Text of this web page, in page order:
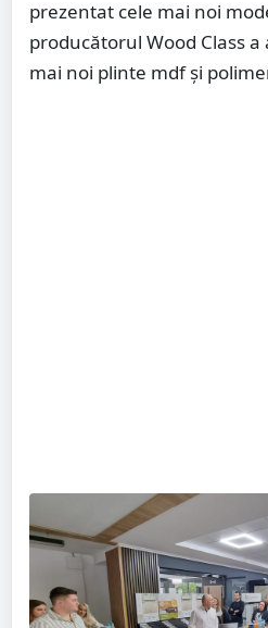
prezentat cele mai noi
producătorul Wood Class
mai noi plinte mdf și